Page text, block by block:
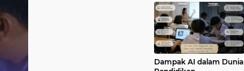
Dampak AI dalam Dunia